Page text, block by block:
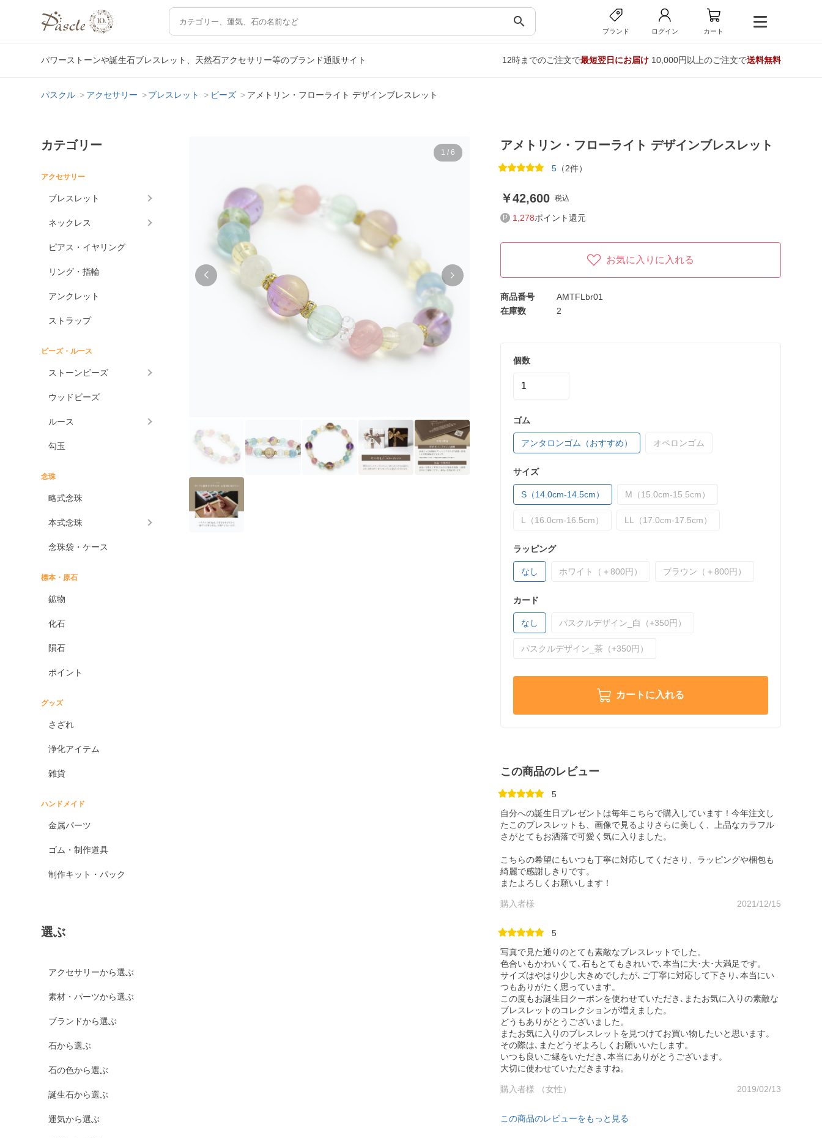
search
ブランド ログイン カート
パワーストーンや誕生石ブレスレット、天然石アクセサリー等のブランド通販サイト 12時までのご注文で最短翌日にお届け10,000円以上のご注文で送料無料
パスクル アクセサリー ブレスレット ビーズ アメトリン・フローライト デザインブレスレット
カテゴリー
アクセサリー
ブレスレット
ネックレス
ピアス・イヤリング
リング・指輪
アンクレット
ストラップ
ビーズ・ルース
ストーンビーズ
ウッドビーズ
ルース
勾玉
念珠
略式念珠
本式念珠
念珠袋・ケース
標本・原石
鉱物
化石
隕石
ポイント
グッズ
さざれ
浄化アイテム
雑貨
ハンドメイド
金属パーツ
ゴム・制作道具
制作キット・パック
選ぶ
アクセサリーから選ぶ
素材・パーツから選ぶ
ブランドから選ぶ
石から選ぶ
石の色から選ぶ
誕生石から選ぶ
運気から選ぶ
1 / 6
アメトリン・フローライト デザインブレスレット
5（2件）
42,600 税込
1,278ポイント還元
お気に入りに入れる
商品番号
AMTFLbr01
在庫数
2
個数
ゴム
アンタロンゴム（おすすめ） オペロンゴム
サイズ
S（14.0cm-14.5cm） M（15.0cm-15.5cm）
L（16.0cm-16.5cm） LL（17.0cm-17.5cm）
ラッピング
なし ホワイト（＋800円） ブラウン（＋800円）
カード
なし パスクルデザイン_白（+350円）
パスクルデザイン_茶（+350円）
カートに入れる
この商品のレビュー
5
自分への誕生日プレゼントは毎年こちらで購入しています！今年注文し
たこのブレスレットも、画像で見るよりさらに美しく、上品なカラフル
さがとてもお洒落で可愛く気に入りました。
こちらの希望にもいつも丁寧に対応してくださり、ラッピングや梱包も
綺麗で感謝しきりです。
またよろしくお願いします！
購入者様 2021/12/15
5
写真で見た通りのとても素敵なブレスレットでした。
色合いもかわいくて､石もとてもきれいで､本当に大･大･大満足です。
サイズはやはり少し大きめでしたが､ご丁寧に対応して下さり､本当にい
つもありがたく思っています。
この度もお誕生日クーポンを使わせていただき､またお気に入りの素敵な
ブレスレットのコレクションが増えました。
どうもありがとうございました。
またお気に入りのブレスレットを見つけてお買い物したいと思います。
その際は､またどうぞよろしくお願いいたします。
いつも良いご縁をいただき､本当にありがとうございます。
大切に使わせていただきますね。
購入者様 （女性） 2019/02/13
この商品のレビューをもっと見る